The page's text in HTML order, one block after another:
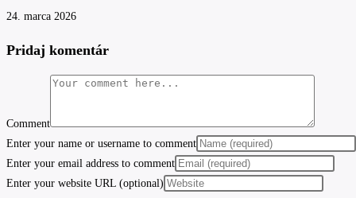
24. marca 2026
Pridaj komentár
Comment
Enter your name or username to comment
Enter your email address to comment
Enter your website URL (optional)